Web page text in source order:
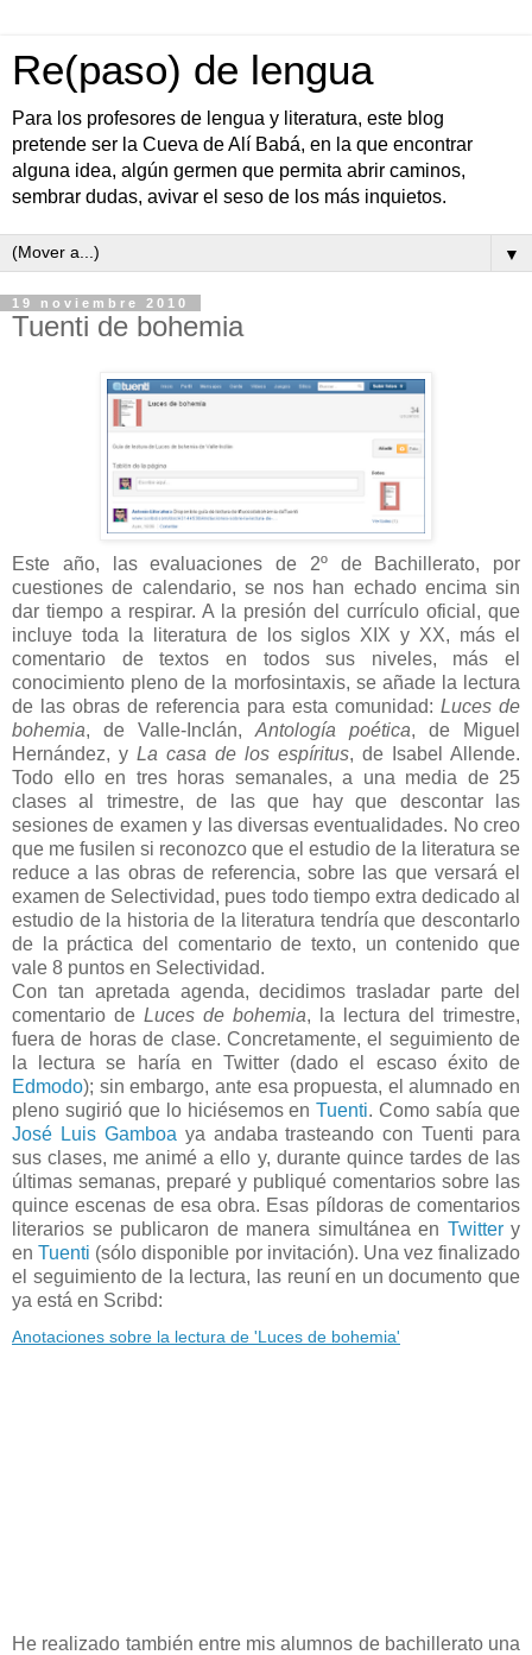
Re(paso) de lengua
Para los profesores de lengua y literatura, este blog
pretende ser la Cueva de Alí Babá, en la que encontrar
alguna idea, algún germen que permita abrir caminos,
sembrar dudas, avivar el seso de los más inquietos.
▼
19 noviembre 2010
Tuenti de bohemia
Este año, las evaluaciones de 2º de Bachillerato, por
cuestiones de calendario, se nos han echado encima sin
dar tiempo a respirar. A la presión del currículo oficial, que
incluye toda la literatura de los siglos XIX y XX, más el
comentario de textos en todos sus niveles, más el
conocimiento pleno de la morfosintaxis, se añade la lectura
de las obras de referencia para esta comunidad: Luces de
bohemia, de Valle-Inclán, Antología poética, de Miguel
Hernández, y La casa de los espíritus, de Isabel Allende.
Todo ello en tres horas semanales, a una media de 25
clases al trimestre, de las que hay que descontar las
sesiones de examen y las diversas eventualidades. No creo
que me fusilen si reconozco que el estudio de la literatura se
reduce a las obras de referencia, sobre las que versará el
examen de Selectividad, pues todo tiempo extra dedicado al
estudio de la historia de la literatura tendría que descontarlo
de la práctica del comentario de texto, un contenido que
vale 8 puntos en Selectividad.
Con tan apretada agenda, decidimos trasladar parte del
comentario de Luces de bohemia, la lectura del trimestre,
fuera de horas de clase. Concretamente, el seguimiento de
la lectura se haría en Twitter (dado el escaso éxito de
Edmodo); sin embargo, ante esa propuesta, el alumnado en
pleno sugirió que lo hiciésemos enTuenti. Como sabía que
José Luis Gamboa ya andaba trasteando con Tuenti para
sus clases, me animé a ello y, durante quince tardes de las
últimas semanas, preparé y publiqué comentarios sobre las
quince escenas de esa obra. Esas píldoras de comentarios
literarios se publicaron de manera simultánea en Twittery
enTuenti (sólo disponible por invitación). Una vez finalizado
el seguimiento de la lectura, las reuní en un documento que
ya está en Scribd:
Anotaciones sobre la lectura de 'Luces de bohemia'
He realizado también entre mis alumnos de bachillerato una